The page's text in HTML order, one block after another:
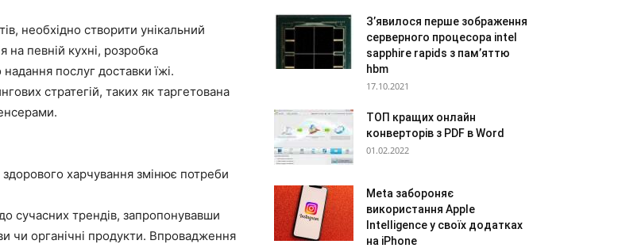
необхідно створити унікальний
певній кухні, розробка
послуг доставки їжі.
стратегій, таких як таргетована
харчування змінює потреби
сучасних трендів, запропонувавши
чи органічні продукти. Впровадження
З’явилося перше зображення
серверного процесора intel
sapphire rapids з пам’яттю
hbm
17.10.2021
ТОП кращих онлайн
конверторів з PDF в Word
01.02.2022
Meta забороняє
використання Apple
Intelligence у своїх додатках
на iPhone